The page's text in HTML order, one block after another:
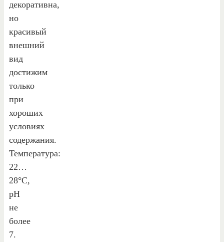
декоративна,
но
красивый
внешний
вид
достижим
только
при
хороших
условиях
содержания.
Температура:
22…
28°С,
рН
не
более
7.